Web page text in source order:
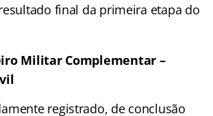
final da primeira etapa do
Militar Complementar –
registrado, de conclusão